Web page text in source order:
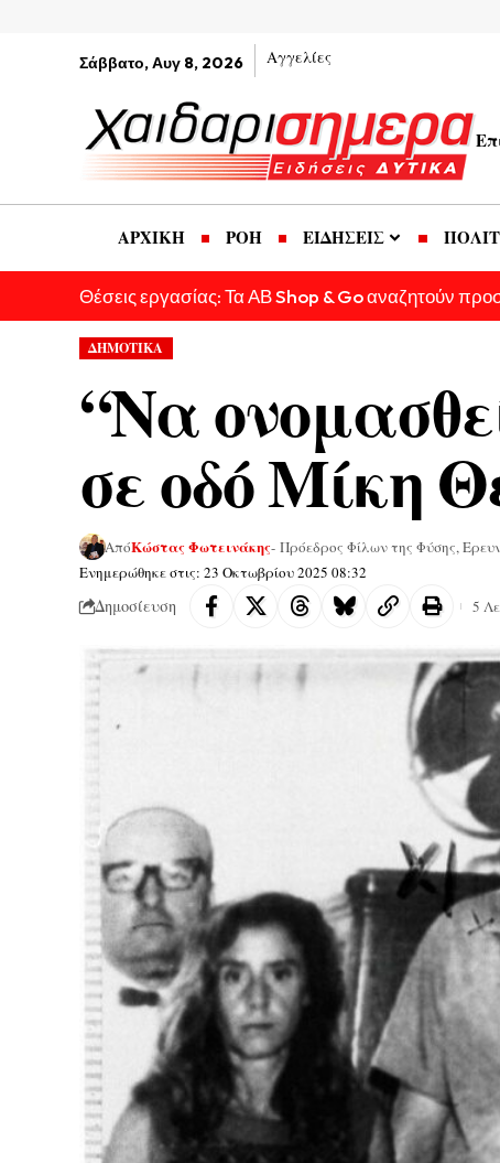
Σάββατο, Αυγ 8, 2026 Αγγελίες
ΑΡΧΙΚΗ ΡΟΗ ΕΙΔΗΣΕΙΣ
Θέσεις εργασίας: Τα ΑΒ Shop & Go αναζητούν
ΔΗΜΟΤΙΚΑ
“Να
σε οδό Μίκη
Ενημερώθηκε στις: 23 Οκτωβρίου 2025 08:32
ΑπόΚώστας Φωτεινάκης- Πρόεδρος Φίλων της Φύσης,
Δημοσίευση 5